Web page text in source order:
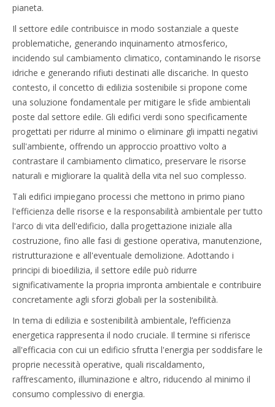
pianeta.
Il settore edile contribuisce in modo sostanziale a queste
problematiche, generando inquinamento atmosferico,
incidendo sul cambiamento climatico, contaminando le risorse
idriche e generando rifiuti destinati alle discariche. In questo
contesto, il concetto di edilizia sostenibile si propone come
una soluzione fondamentale per mitigare le sfide ambientali
poste dal settore edile. Gli edifici verdi sono specificamente
progettati per ridurre al minimo o eliminare gli impatti negativi
sull'ambiente, offrendo un approccio proattivo volto a
contrastare il cambiamento climatico, preservare le risorse
naturali e migliorare la qualità della vita nel suo complesso.
Tali edifici impiegano processi che mettono in primo piano
l'efficienza delle risorse e la responsabilità ambientale per tutto
l'arco di vita dell'edificio, dalla progettazione iniziale alla
costruzione, fino alle fasi di gestione operativa, manutenzione,
ristrutturazione e all'eventuale demolizione. Adottando i
principi di bioedilizia, il settore edile può ridurre
significativamente la propria impronta ambientale e contribuire
concretamente agli sforzi globali per la sostenibilità.
In tema di edilizia e sostenibilità ambientale, l’efficienza
energetica rappresenta il nodo cruciale. Il termine si riferisce
all'efficacia con cui un edificio sfrutta l'energia per soddisfare le
proprie necessità operative, quali riscaldamento,
raffrescamento, illuminazione e altro, riducendo al minimo il
consumo complessivo di energia.